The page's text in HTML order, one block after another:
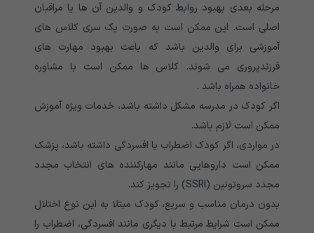
مرحله بعدی بهبود روابط کودک و والدین آن ها یا مراقبان
اصلی است. این ممکن است به صورت یک سری کلاس های
آموزشی برای والدین باشد که باعث بهبود مهارت های
فرزندپروری می شوند. کلاس ها ممکن است با مشاوره
خانواده همراه باشد .
اگر کودک در مدرسه مشکل داشته باشد، خدمات ویژه آموزش
ممکن است لازم باشد.
در مواردی، اگر کودک اضطراب یا افسردگی داشته باشد، پزشک
ممکن است داروهایی مانند مهارکننده های انتخاب مجدد
مجدد سروتونین (SSRI) را تجویز کند.
بدون درمان مناسب و سریع، کودک مبتلا به این نوع اختلال
ممکن است شرایط مرتبط با دیگری مانند افسردگی، اضطراب را